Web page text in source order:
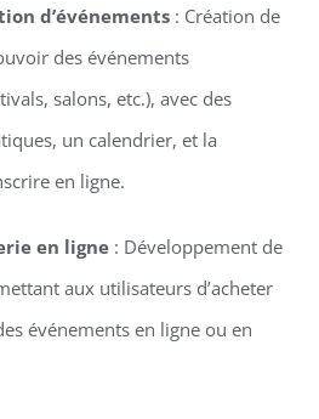
d’événements: Création de
des événements
salons, etc.), avec des
un calendrier, et la
en ligne.
en ligne: Développement de
aux utilisateurs d’acheter
événements en ligne ou en